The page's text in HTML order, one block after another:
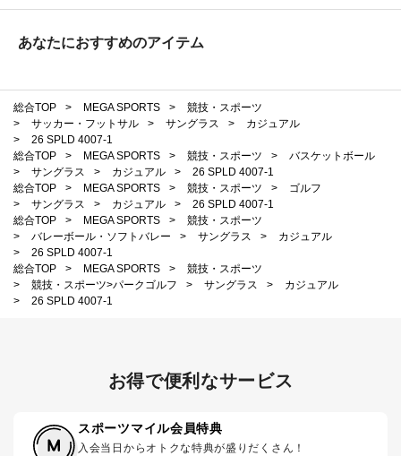
あなたにおすすめのアイテム
総合TOP > MEGA SPORTS >
競技・スポーツ
>
サッカー・フットサル > サングラス >
カジュアル
>
26 SPLD 4007-1
総合TOP
> MEGA SPORTS > 競技・スポーツ >
バスケットボール
>
サングラス > カジュアル >
26 SPLD 4007-1
総合TOP
> MEGA SPORTS > 競技・スポーツ >
ゴルフ
>
サングラス > カジュアル >
26 SPLD 4007-1
総合TOP
> MEGA SPORTS >
競技・スポーツ
>
バレーボール・ソフトバレー > サングラス >
カジュアル
>
26 SPLD 4007-1
総合TOP
> MEGA SPORTS >
競技・スポーツ
>
競技・スポーツ>パークゴルフ > サングラス >
カジュアル
>
26 SPLD 4007-1
お得で便利なサービス
スポーツマイル会員特典
入会当日からオトクな特典が盛りだくさん！